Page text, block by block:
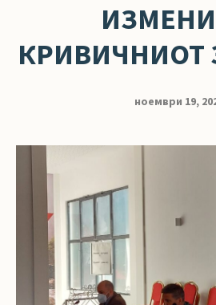
КРИВИЧНИОТ
ноември 19,